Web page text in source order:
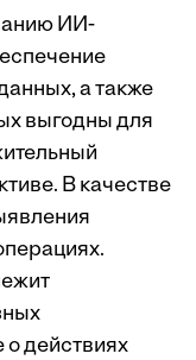
ИИ-
а также
выгодны для
В качестве
о действиях